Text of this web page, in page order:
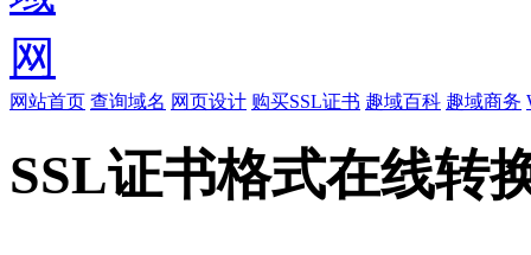
网站首页 查询域名 网页设计 购买SSL证书 趣域百科 趣域商务
SSL证书格式在线转